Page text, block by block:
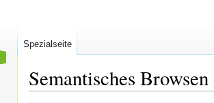
Semantisches Browsen
Spezialseite